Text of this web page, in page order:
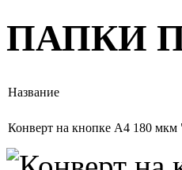
ПАПКИ
Название
Конверт на кнопке А4 180